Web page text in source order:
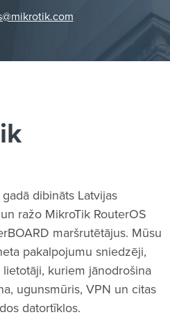
gadā dibināts Latvijas
ražo MikroTik RouterOS
maršrutētājus. Mūsu
pakalpojumu sniedzēji,
kuriem jānodrošina
ugunsmūris, VPN un citas
datortīklos.